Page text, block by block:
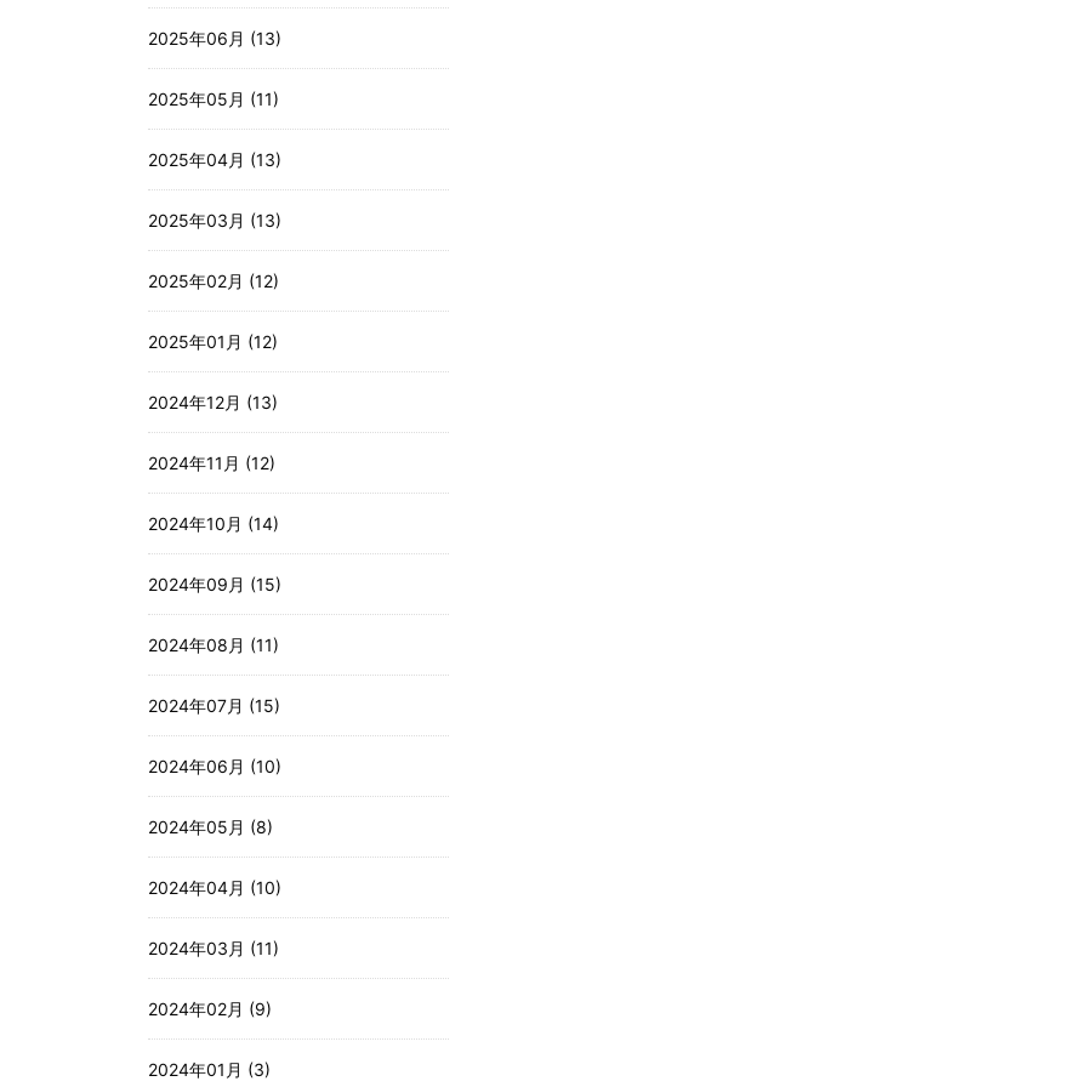
2025年06月 (13)
2025年05月 (11)
2025年04月 (13)
2025年03月 (13)
2025年02月 (12)
2025年01月 (12)
2024年12月 (13)
2024年11月 (12)
2024年10月 (14)
2024年09月 (15)
2024年08月 (11)
2024年07月 (15)
2024年06月 (10)
2024年05月 (8)
2024年04月 (10)
2024年03月 (11)
2024年02月 (9)
2024年01月 (3)